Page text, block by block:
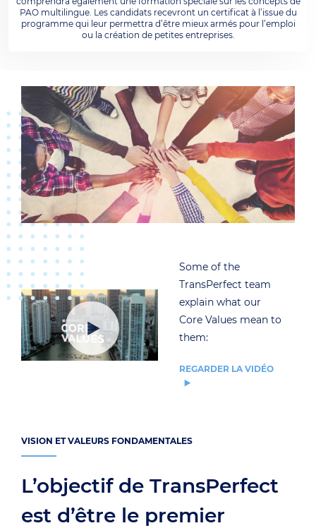
PAO multilingue. Les candidats recevront un certificat à l’issue du
programme qui leur permettra d’être mieux armés pour l’emploi
ou la création de petites entreprises.
Some of the
TransPerfect team
explain what our
Core Values mean to
them:
REGARDER LA VIDÉO
VISION ET VALEURS FONDAMENTALES
L’objectif de TransPerfect
est d’être le premier